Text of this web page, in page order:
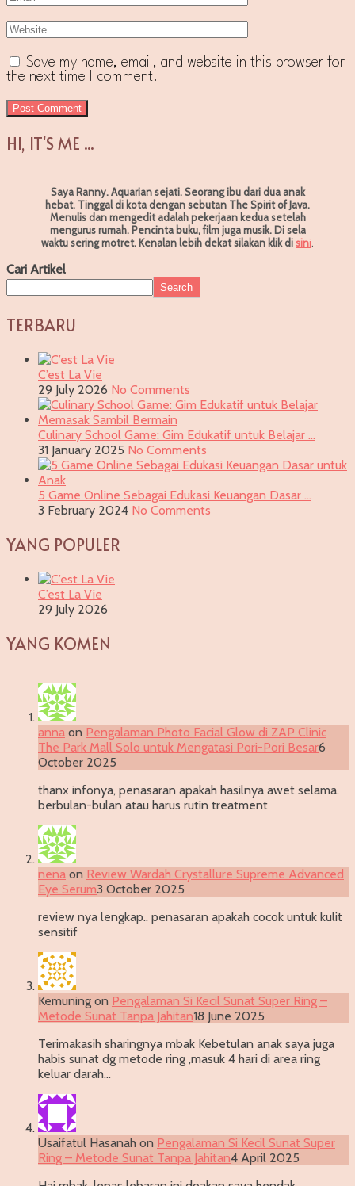
Save my name, email, and website in this browser for
the next time I comment.
HI, IT'S ME ...
Saya Ranny. Aquarian sejati. Seorang ibu dari dua anak
hebat. Tinggal di kota dengan sebutan The Spirit of Java.
Menulis dan mengedit adalah pekerjaan kedua setelah
mengurus rumah. Pencinta buku, film juga musik. Di sela
waktu sering motret. Kenalan lebih dekat silakan klik disini.
Cari Artikel
Search
TERBARU
C’est La Vie
29 July 2026 No Comments
Culinary School Game: Gim Edukatif untuk Belajar …
31 January 2025 No Comments
5 Game Online Sebagai Edukasi Keuangan Dasar …
3 February 2024 No Comments
YANG POPULER
C’est La Vie
29 July 2026
YANG KOMEN
anna on Pengalaman Photo Facial Glow di ZAP Clinic
The Park Mall Solo untuk Mengatasi Pori-Pori Besar6
October 2025
thanx infonya, penasaran apakah hasilnya awet selama.
berbulan-bulan atau harus rutin treatment
nena on Review Wardah Crystallure Supreme Advanced
Eye Serum3 October 2025
review nya lengkap.. penasaran apakah cocok untuk kulit
sensitif
Kemuning on Pengalaman Si Kecil Sunat Super Ring –
Metode Sunat Tanpa Jahitan18 June 2025
Terimakasih sharingnya mbak Kebetulan anak saya juga
habis sunat dg metode ring ,masuk 4 hari di area ring
keluar darah…
Usaifatul Hasanah on Pengalaman Si Kecil Sunat Super
Ring – Metode Sunat Tanpa Jahitan4 April 2025